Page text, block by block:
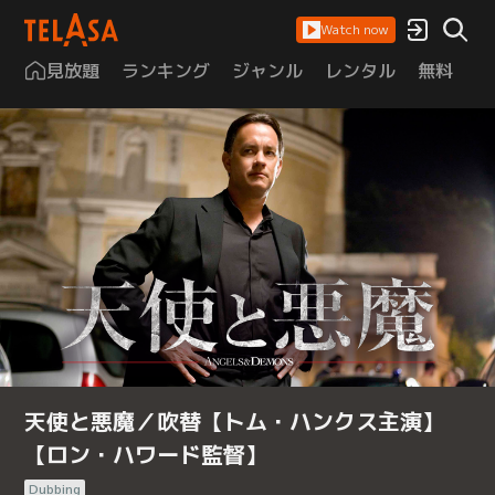
Watch now
見放題 ランキング ジャンル レンタル 無料
天使と悪魔／吹替【トム・ハンクス主演】
【ロン・ハワード監督】
Dubbing